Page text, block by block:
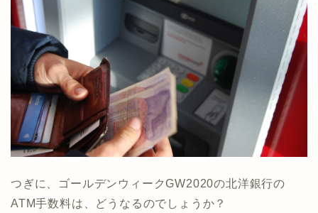
つぎに、ゴールデンウィークGW2020の北洋銀行の
ATM手数料は、どうなるのでしょうか？